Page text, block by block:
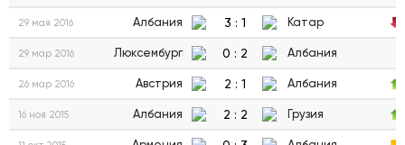
29 мая 2016 Албания 3 : 1 Катар
29 мар 2016 Люксембург 0 : 2 Албания
26 мар 2016 Австрия 2 : 1 Албания
16 ноя 2015 Албания 2 : 2 Грузия